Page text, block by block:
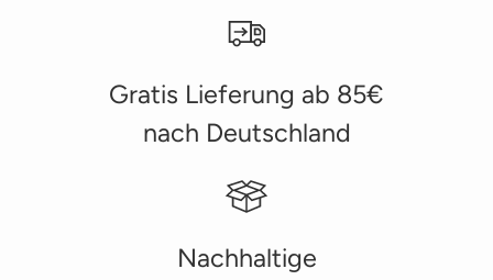
Gratis Lieferung ab 85€
nach Deutschland
Nachhaltige